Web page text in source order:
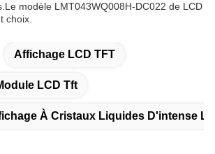
modèle LMT043WQ008H-DC022 de LCD
choix.
Affichage LCD TFT
LCD Tft
À Cristaux Liquides D'intense